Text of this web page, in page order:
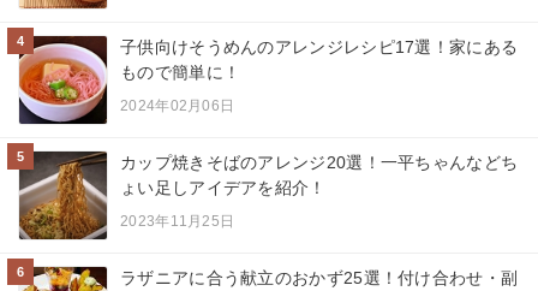
4
子供向けそうめんのアレンジレシピ17選！家にある
もので簡単に！
2024年02月06日
5
カップ焼きそばのアレンジ20選！一平ちゃんなどち
ょい足しアイデアを紹介！
2023年11月25日
6
ラザニアに合う献立のおかず25選！付け合わせ・副